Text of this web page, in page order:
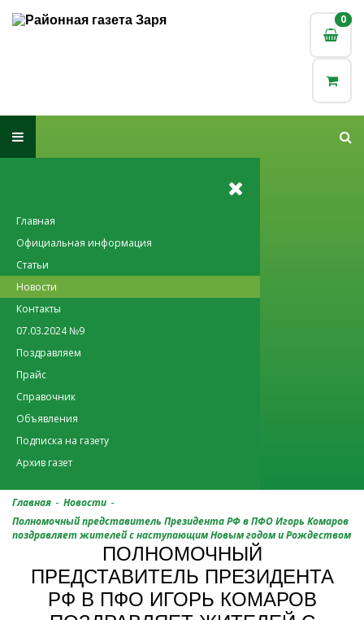
0
0
Главная
Официальная информация
Статьи
Новости
Контакты
07.03.2024 №9
Поздравляем
Прайс
Справочник
Объявления
Подписка на газету
Архив газет
Главная - Новости -
Полномочный представитель Президента РФ в ПФО Игорь Комаров
поздравляет жителей с наступающим Новым годом и Рождеством
ПОЛНОМОЧНЫЙ
ПРЕДСТАВИТЕЛЬ ПРЕЗИДЕНТА
РФ В ПФО ИГОРЬ КОМАРОВ